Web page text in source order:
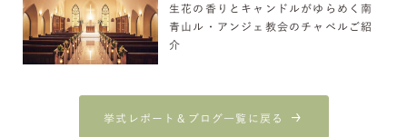
生花の香りとキャンドルがゆらめく南
青山ル・アンジェ教会のチャペルご紹
介
挙式レポート＆ブログ一覧に戻る